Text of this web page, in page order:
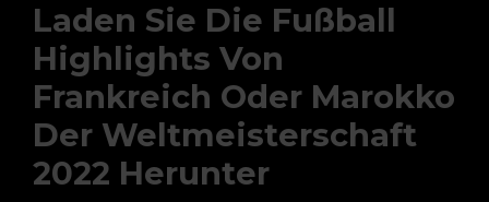
Laden Sie Die Fußball
Highlights Von
Frankreich Oder Marokko
Der Weltmeisterschaft
2022 Herunter